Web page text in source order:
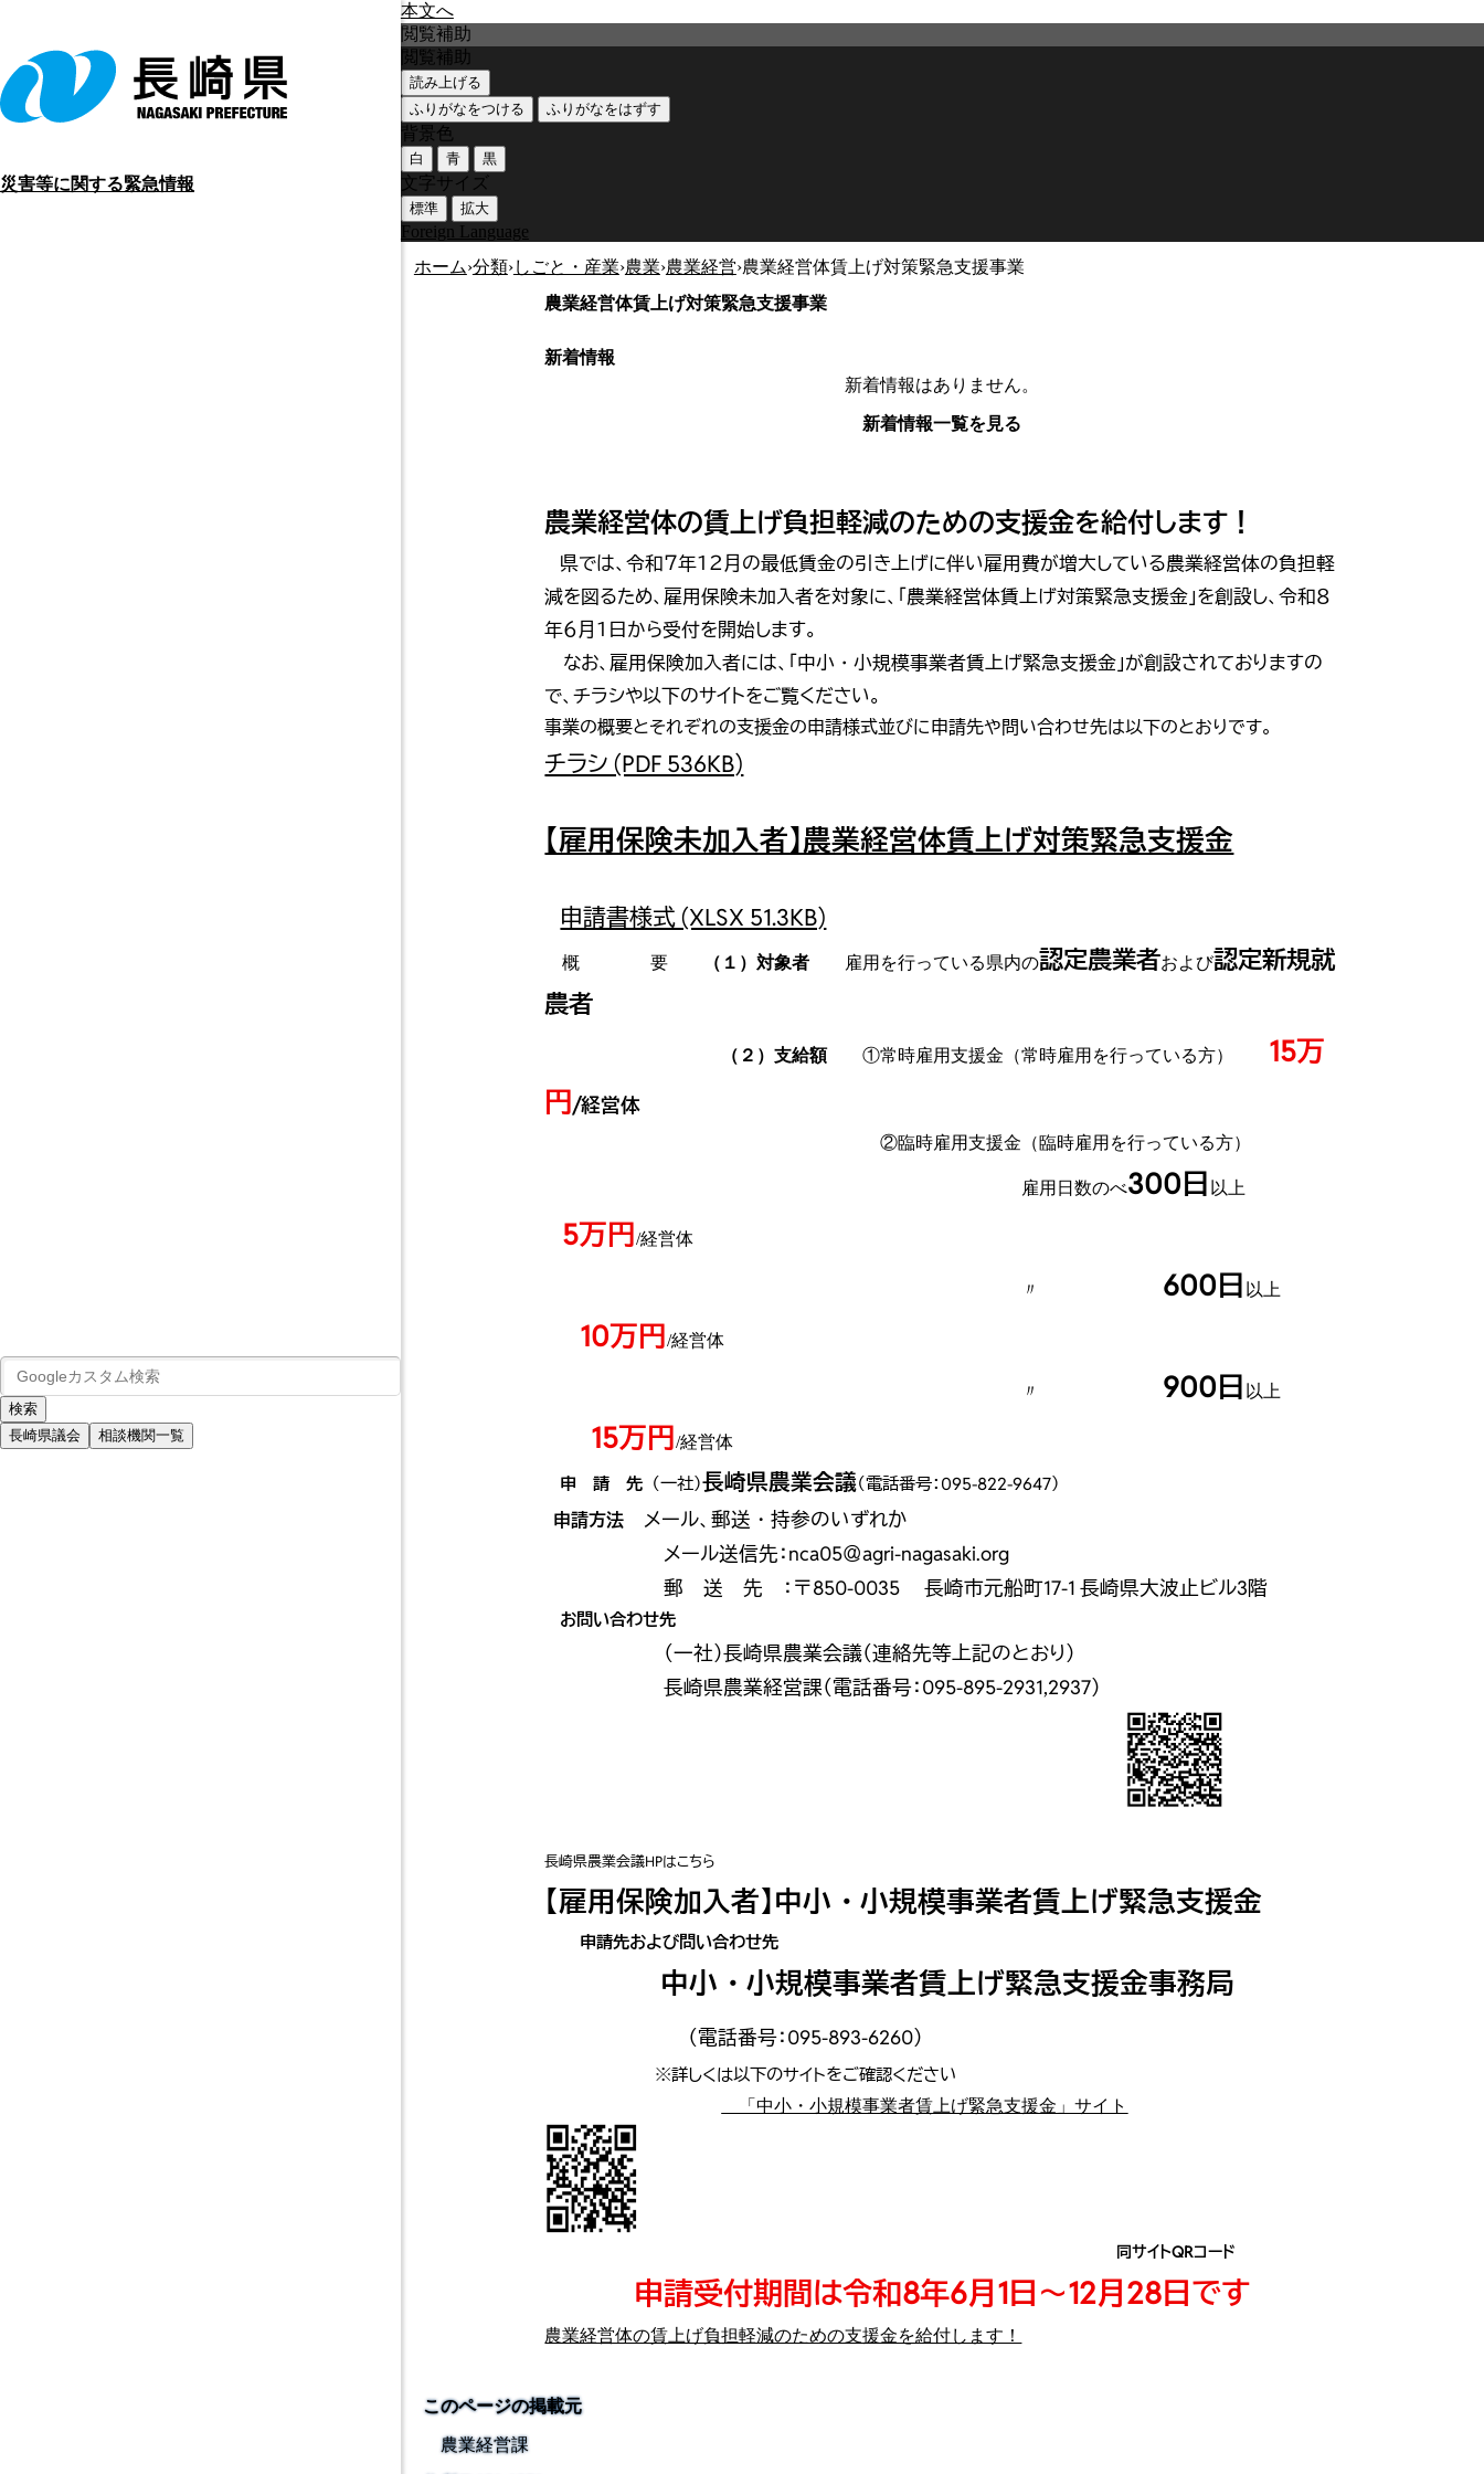
本文へ
災害等に関する緊急情報
長崎県議会 相談機関一覧
閲覧補助
閲覧補助
読み上げる
ふりがなをつける
ふりがなをはずす
背景色
白 青 黒
文字サイズ
標準 拡大
Foreign Language
ホーム›分類›しごと・産業›農業›農業経営›農業経営体賃上げ対策緊急支援事業
農業経営体賃上げ対策緊急支援事業
新着情報
新着情報はありません。
新着情報一覧を見る
農業経営体の賃上げ負担軽減のための支援金を給付します！
県では、令和７年１２月の最低賃金の引き上げに伴い雇用費が増大している農業経営体の負担軽
減を図るため、雇用保険未加入者を対象に、「農業経営体賃上げ対策緊急支援金」を創設し、令和８
年６月１日から受付を開始します。
なお、雇用保険加入者には、「中小・小規模事業者賃上げ緊急支援金」が創設されておりますの
で、チラシや以下のサイトをご覧ください。
事業の概要とそれぞれの支援金の申請様式並びに申請先や問い合わせ先は以下のとおりです。
チラシ (PDF 536KB)
【雇用保険未加入者】農業経営体賃上げ対策緊急支援金
申請書様式 (XLSX 51.3KB)
概 要 （１）対象者 雇用を行っている県内の認定農業者および認定新規就
農者
（２）支給額①常時雇用支援金（常時雇用を行っている方） 15万
円/経営体
②臨時雇用支援金（臨時雇用を行っている方）
雇用日数のべ300日 以上
5万円/経営体
〃 600日 以上
10万円/経営体
〃 900日 以上
15万円/経営体
申 請 先 （一社）長崎県農業会議（電話番号：095-822-9647）
申請方法 メール、郵送・持参のいずれか
メール送信先：nca05＠agri-nagasaki.org
郵 送 先 ：〒850-0035 長崎市元船町17-1 長崎県大波止ビル3階
お問い合わせ先
（一社）長崎県農業会議（連絡先等上記のとおり）
長崎県農業経営課（電話番号：095-895-2931,2937）
長崎県農業会議HPはこちら
【雇用保険加入者】中小・小規模事業者賃上げ緊急支援金
申請先および問い合わせ先
中小・小規模事業者賃上げ緊急支援金事務局
（電話番号：095-893-6260）
※詳しくは以下のサイトをご確認ください
「中小・小規模事業者賃上げ緊急支援金」サイト
同サイトQRコード
申請受付期間は令和8年6月1日～12月28日です
農業経営体の賃上げ負担軽減のための支援金を給付します！
このページの掲載元
農業経営課